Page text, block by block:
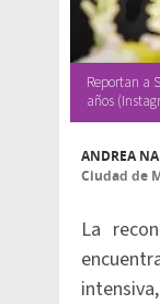
Reportan a
años
ANDREA
Ciudad de
La